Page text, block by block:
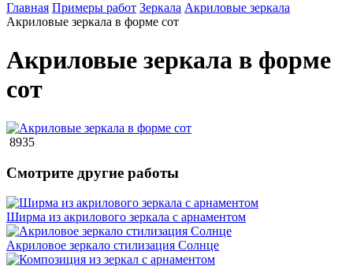
Главная Примеры работ Зеркала Акриловые зеркала
Акриловые зеркала в форме сот
Акриловые зеркала в форме
сот
8935
Смотрите другие работы
Ширма из акрилового зеркала с арнаментом
Акриловое зеркало стилизация Солнце